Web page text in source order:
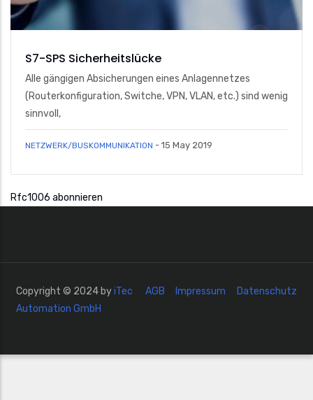
S7-SPS Sicherheitslücke
Alle gängigen Absicherungen eines Anlagennetzes
(Routerkonfiguration, Switche, VPN, VLAN, etc.) sind wenig
sinnvoll,
NETZWERK/BUSKOMMUNIKATION - 15 May 2019
Rfc1006 abonnieren
Copyright © 2024 byiTec
Automation GmbH
AGB Impressum Datenschutz